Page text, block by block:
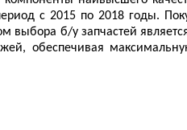
с 2015 по 2018 годы.
выбора б/у запчастей
обеспечивая